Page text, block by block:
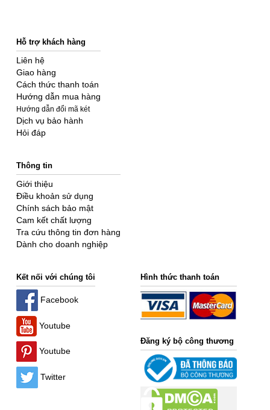
Hỗ trợ khách hàng
Liên hệ
Giao hàng
Cách thức thanh toán
Hướng dẫn mua hàng
Hướng dẫn đổi mã két
Dịch vụ bảo hành
Hỏi đáp
Thông tin
Giới thiệu
Điều khoản sử dụng
Chính sách bảo mật
Cam kết chất lượng
Tra cứu thông tin đơn hàng
Dành cho doanh nghiệp
Kết nối với chúng tôi
Facebook
Youtube
Youtube
Twitter
Hình thức thanh toán
Đăng ký bộ công thương